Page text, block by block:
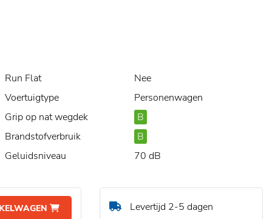
Run Flat
Nee
Voertuigtype
Personenwagen
Grip op nat wegdek
B
Brandstofverbruik
B
Geluidsniveau
70 dB
Levertijd 2-5 dagen